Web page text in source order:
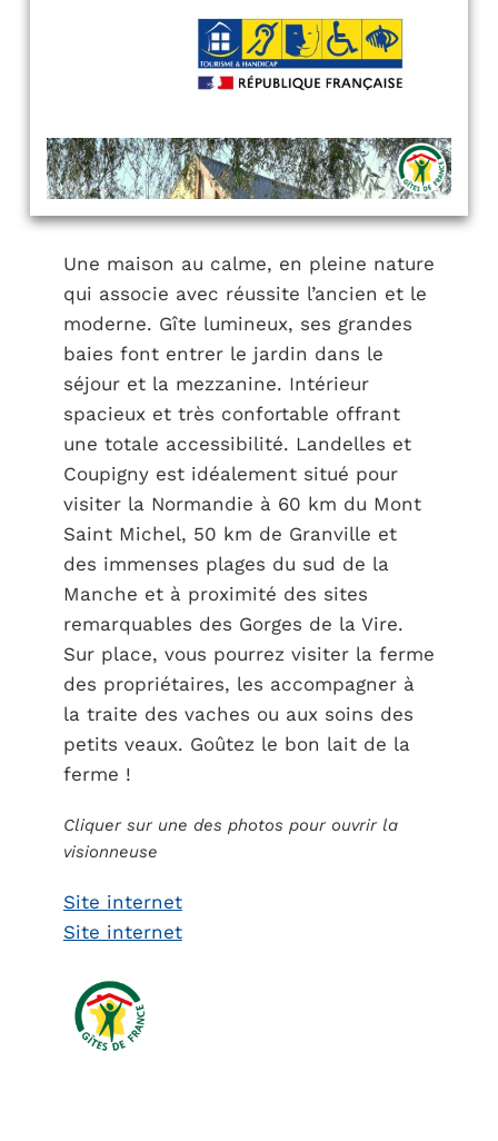
Une maison au calme, en pleine nature
qui associe avec réussite l’ancien et le
moderne. Gîte lumineux, ses grandes
baies font entrer le jardin dans le
séjour et la mezzanine. Intérieur
spacieux et très confortable offrant
une totale accessibilité. Landelles et
Coupigny est idéalement situé pour
visiter la Normandie à 60 km du Mont
Saint Michel, 50 km de Granville et
des immenses plages du sud de la
Manche et à proximité des sites
remarquables des Gorges de la Vire.
Sur place, vous pourrez visiter la ferme
des propriétaires, les accompagner à
la traite des vaches ou aux soins des
petits veaux. Goûtez le bon lait de la
ferme !
Cliquer sur une des photos pour ouvrir la
visionneuse
Site internet
Site internet